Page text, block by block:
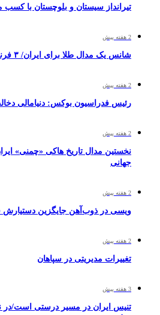
تیرانداز سیستان و بلوچستان با
2 هفته پیش
شانس یک مدال طلا برای ایران/ ۳ فرنگی‌کار حذف شدند
2 هفته پیش
رئیس فدراسیون بوکس: دنیامالی
2 هفته پیش
نخستین مدال تاریخ هاکی «چمنی»
جهانی
2 هفته پیش
ویسی در ذوب‌آهن جایگزین
2 هفته پیش
تغییرات مدیریتی در سپاهان
3 هفته پیش
تنیس ایران در مسیر درستی است/در